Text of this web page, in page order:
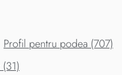
Profil pentru podea (707)